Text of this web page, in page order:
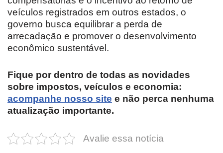
veículos registrados em outros estados, o
governo busca equilibrar a perda de
arrecadação e promover o desenvolvimento
econômico sustentável.
Fique por dentro de todas as novidades
sobre impostos, veículos e economia:
acompanhe nosso site e não perca nenhuma
atualização importante.
Avalie essa notícia